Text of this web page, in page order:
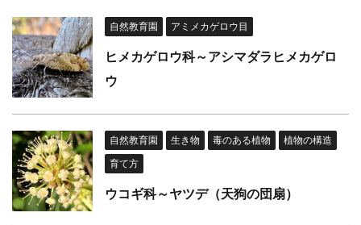
自然教育園 アミメカゲロウ目
ヒメカゲロウ科～アシマダラヒメカゲロ
ウ
自然教育園 生き物 毒のある植物
植物の構造
育て方
ウコギ科～ヤツデ（天狗の団扇）